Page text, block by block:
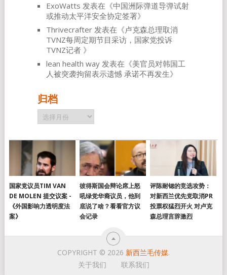
ExoWatts 发表在《中国洲际弹道导弹试射
或推动太平洋安全协定签署》
Thrivecrafter发表在《卢克森总理取消
TVNZ每周定期节目采访，国家党投诉
TVNZ记者 》
lean health way发表在《美官员对韩国工
人被突袭拘留表示遗憾 承诺不再发生》
归档
归
档
国家党议员TIM VAN
DE MOLEN 提交议案 -
《外国影响力透明度法
案》
彼得斯国会辩论席上怒
吼绿党华裔议员，他到
底说了啥？看看官方议
会记录
评陈耐锶的竞选攻势：
对新西兰优先党取消PR
投票权猛烈开火 对卢克
森总理言辞激烈
COPYRIGHT © 2026 新西兰毛传媒.
关于我们
联系我们